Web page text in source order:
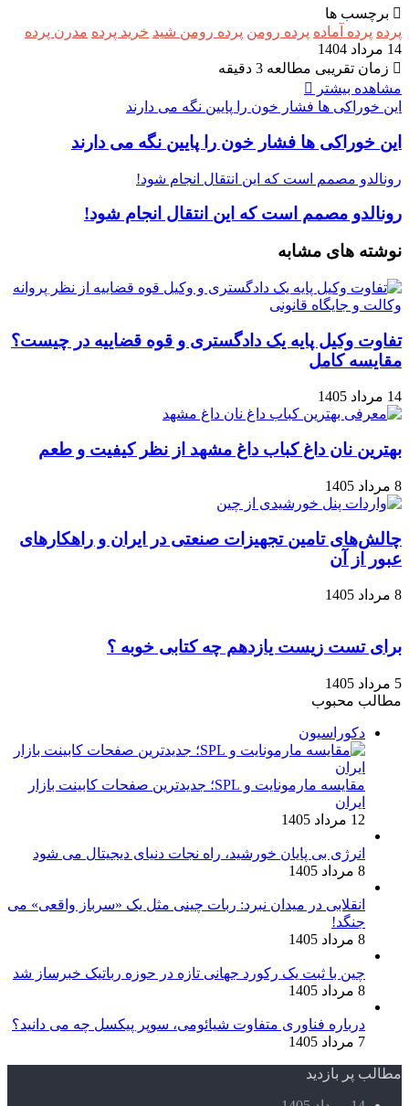
برچسب ها
پرده پرده آماده پرده رومن پرده رومن شید خرید پرده مدرن پرده
14 مرداد 1404
زمان تقریبی مطالعه 3 دقیقه
مشاهده بیشتر
این خوراکی‌ ها فشار خون را پایین نگه می دارند
این خوراکی‌ ها فشار خون را پایین نگه می دارند
رونالدو مصمم است که این انتقال انجام شود!
رونالدو مصمم است که این انتقال انجام شود!
نوشته های مشابه
تفاوت وکیل پایه یک دادگستری و قوه قضاییه در چیست؟
مقایسه کامل
14 مرداد 1405
بهترین نان داغ کباب داغ مشهد از نظر کیفیت و طعم
8 مرداد 1405
چالش‌های تامین تجهیزات صنعتی در ایران و راهکارهای
عبور از آن
8 مرداد 1405
برای تست زیست یازدهم چه کتابی خوبه ؟
5 مرداد 1405
مطالب محبوب
دکوراسیون
مقایسه مارمونایت و SPL؛ جدیدترین صفحات کابینت بازار
ایران
12 مرداد 1405
انرژی بی‌ پایان خورشید، راه نجات دنیای دیجیتال می شود
8 مرداد 1405
انقلابی در میدان نبرد: ربات چینی مثل یک «سرباز واقعی» می‌
جنگد!
8 مرداد 1405
چین با ثبت یک رکورد جهانی تازه در حوزه رباتیک خبرساز شد
8 مرداد 1405
درباره فناوری متفاوت شیائومی، سوپر پیکسل چه می دانید؟
7 مرداد 1405
مطالب پر بازدید